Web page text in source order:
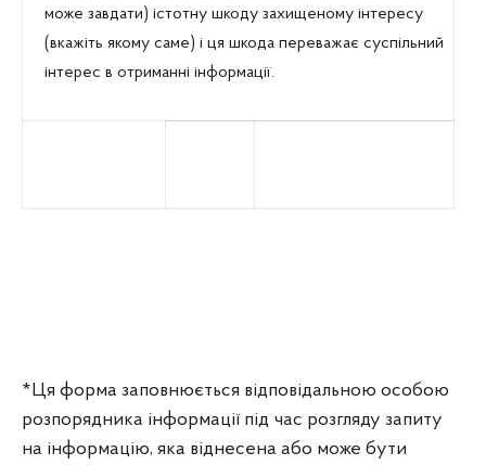
може завдати) істотну шкоду захищеному інтересу
(вкажіть якому саме) і ця шкода переважає суспільний
інтерес в отриманні інформації.
*Ця форма заповнюється відповідальною особою
розпорядника інформації під час розгляду запиту
на інформацію, яка віднесена або може бути